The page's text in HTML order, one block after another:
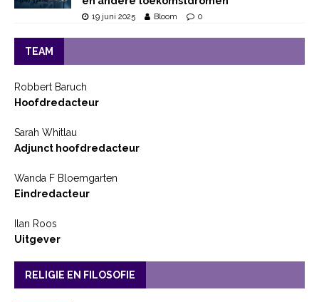
19 juni 2025 Bloom 0
TEAM
Robbert Baruch
Hoofdredacteur
Sarah Whitlau
Adjunct hoofdredacteur
Wanda F Bloemgarten
Eindredacteur
Ilan Roos
Uitgever
RELIGIE EN FILOSOFIE